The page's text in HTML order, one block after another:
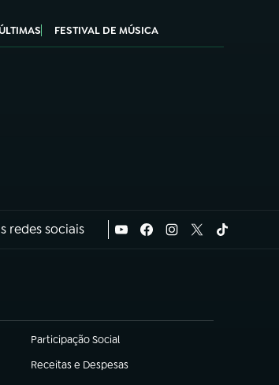
FESTIVAL DE MÚSICA
redes sociais
Participação Social
(abre em nova aba)
Receitas e Despesas
(abre em nova aba)